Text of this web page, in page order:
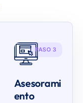
Asesorami
ento
PASO 3